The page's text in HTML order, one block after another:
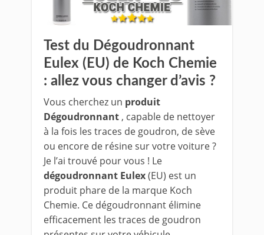
Test du Dégoudronnant
Eulex (EU) de Koch Chemie
: allez vous changer d’avis ?
Vous cherchez un produit
Dégoudronnant , capable de nettoyer
à la fois les traces de goudron, de sève
ou encore de résine sur votre voiture ?
Je l’ai trouvé pour vous ! Le
dégoudronnant Eulex(EU) est un
produit phare de la marque Koch
Chemie. Ce dégoudronnant élimine
efficacement les traces de goudron